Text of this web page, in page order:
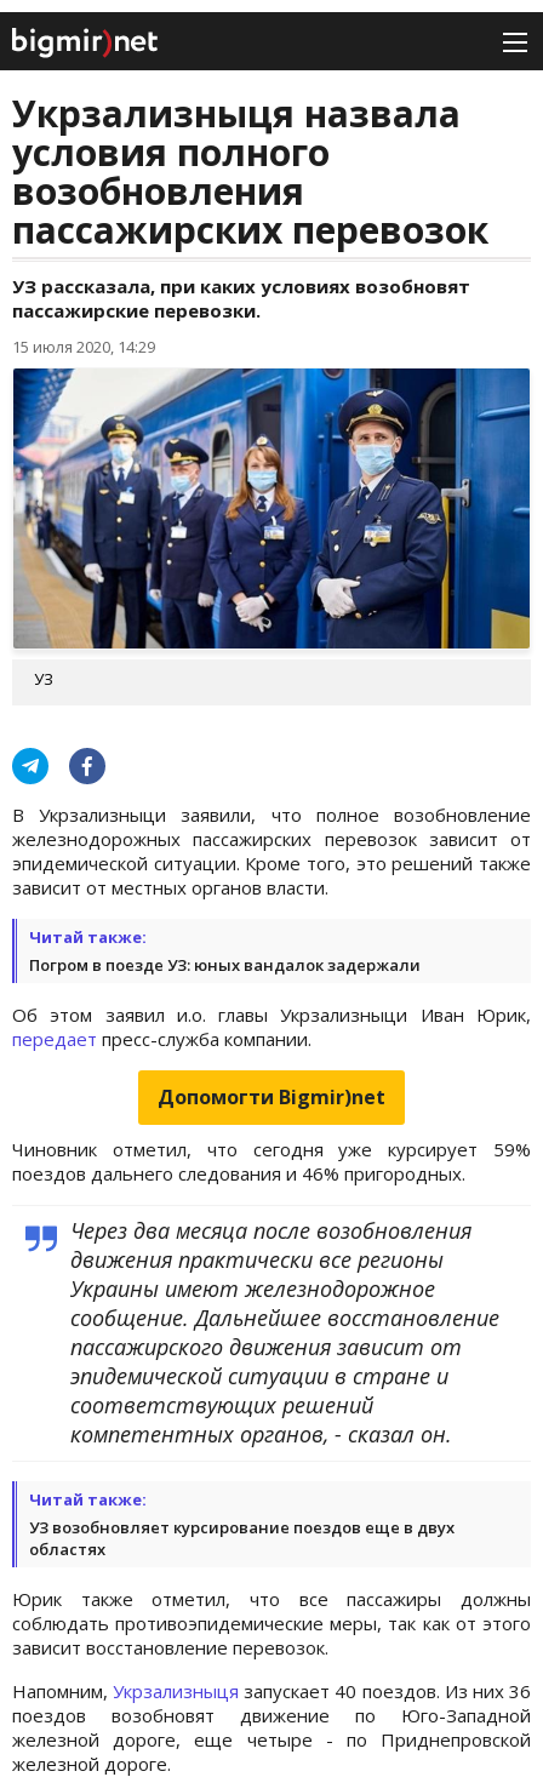
Укрзализныця назвала
условия полного
возобновления
пассажирских перевозок
УЗ рассказала, при каких условиях возобновят
пассажирские перевозки.
15 июля 2020, 14:29
УЗ
В Укрзализныци заявили, что полное возобновление
железнодорожных пассажирских перевозок зависит от
эпидемической ситуации. Кроме того, это решений также
зависит от местных органов власти.
Читай также:
Погром в поезде УЗ: юных вандалок задержали
Об этом заявил и.о. главы Укрзализныци Иван Юрик,
передает пресс-служба компании.
Допомогти Bigmir)net
Чиновник отметил, что сегодня уже курсирует 59%
поездов дальнего следования и 46% пригородных.
Через два месяца после возобновления
движения практически все регионы
Украины имеют железнодорожное
сообщение. Дальнейшее восстановление
пассажирского движения зависит от
эпидемической ситуации в стране и
соответствующих решений
компетентных органов, - сказал он.
Читай также:
УЗ возобновляет курсирование поездов еще в двух
областях
Юрик также отметил, что все пассажиры должны
соблюдать противоэпидемические меры, так как от этого
зависит восстановление перевозок.
Напомним,Укрзализныцязапускает 40 поездов. Из них 36
поездов возобновят движение по Юго-Западной
железной дороге, еще четыре - по Приднепровской
железной дороге.